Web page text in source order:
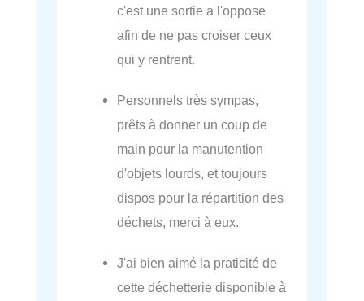
c'est une sortie a l'oppose
afin de ne pas croiser ceux
qui y rentrent.
Personnels très sympas,
prêts à donner un coup de
main pour la manutention
d'objets lourds, et toujours
dispos pour la répartition des
déchets, merci à eux.
J'ai bien aimé la praticité de
cette déchetterie disponible à